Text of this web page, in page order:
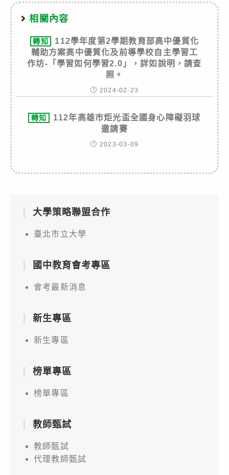
相關內容
轉知
112學年度第2學期教育部高中優質化
輔助方案高中優質化及前導學校自主學習工
作坊-「學習如何學習2.0」，詳如說明，請查
照。
2024-02-23
轉知
112年高雄市炬光盃全國身心障礙羽球
邀請賽
2023-03-09
大學策略聯盟合作
臺北市立大學
國中教育會考專區
會考最新消息
新生專區
新生專區
榜單專區
榜單專區
教師甄試
教師甄試
代理教師甄試